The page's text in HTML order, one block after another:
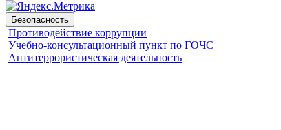
Безопасность
Противодействие коррупции
Учебно-консультационный пункт по ГОЧС
Антитеррористическая деятельность